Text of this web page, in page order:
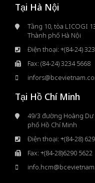
Tại Hà Nội
Tầng 10, tòa LICOGI
Thành phố Hà Nội
Điện thoại: +(84-24)
Fax: (84-24) 3234 5668
Tại Hồ Chí Minh
49/3 đường Hoàng
phố Hồ Chí Minh
Điện thoại: +(84-28)
Fax: +(84-28)6290 5622